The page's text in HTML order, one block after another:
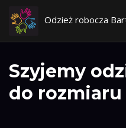
Odzież robocza
Szyjemy
do rozmiaru